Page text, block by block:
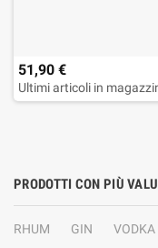
51,90 €
Ultimi articoli in
PRODOTTI CON PIÙ
RHUM GIN VODKA